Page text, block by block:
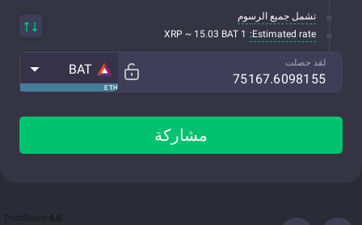
تشمل جميع الرسوم
Estimated rate:
1 XRP ~ 15.03 BAT
لقد حصلت
ETH
BAT
مشاركة